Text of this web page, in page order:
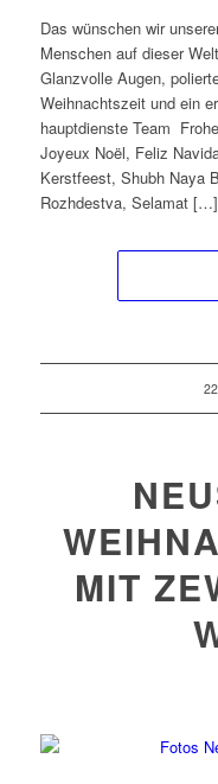
Das wünschen wir
Menschen auf dieser
Glanzvolle Augen,
Weihnachtszeit und ein
hauptdienste Team
Joyeux Noël, Feliz
Kerstfeest, Shubh Naya
Rozhdestva, Selamat […]
MIT